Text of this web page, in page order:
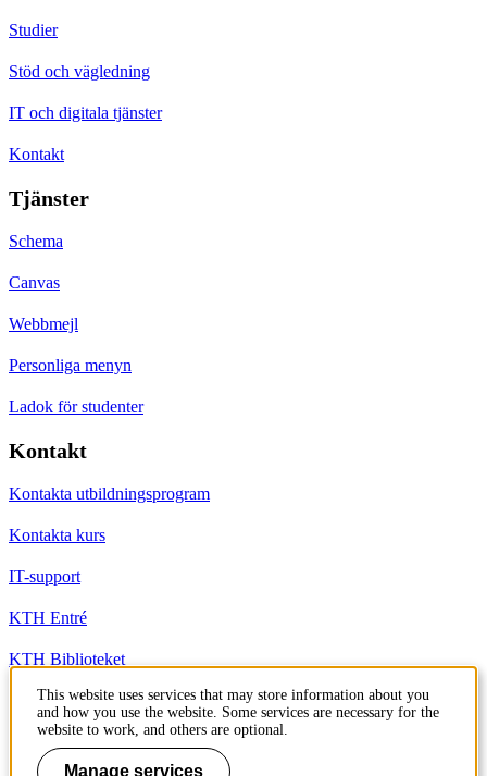
Studier
Stöd och vägledning
IT och digitala tjänster
Kontakt
Tjänster
Schema
Canvas
Webbmejl
Personliga menyn
Ladok för studenter
Kontakt
Kontakta utbildningsprogram
Kontakta kurs
IT-support
KTH Entré
KTH Biblioteket
KTH
100 44 Stockholm
+46 8 790 60 00
This website uses services that may store information about you
and how you use the website. Some services are necessary for the
website to work, and others are optional.
Manage services